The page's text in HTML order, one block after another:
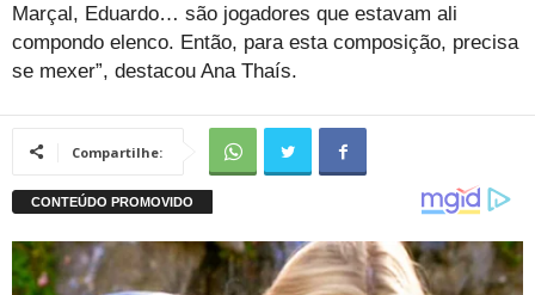
Marçal, Eduardo… são jogadores que estavam ali
compondo elenco. Então, para esta composição, precisa
se mexer”, destacou Ana Thaís.
Compartilhe: